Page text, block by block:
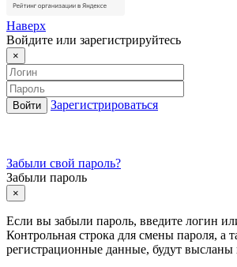
Наверх
Войдите или зарегистрируйтесь
×
Зарегистрироваться
Забыли свой пароль?
Забыли пароль
×
Если вы забыли пароль, введите логин
Контрольная строка для смены пароля, а
регистрационные данные, будут